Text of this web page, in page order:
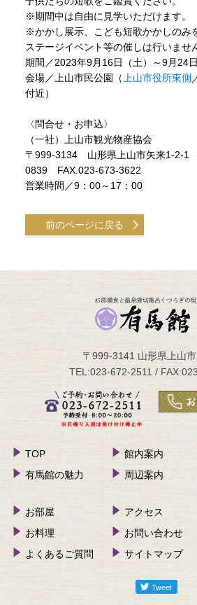
※期間中は自由に見学いただけます。
※かかし展示、こども短歌かかしのみ
ステージイベント等の催しは行いませ
期間／2023年9月16日（土）～9月24
会場／上山市民公園（ 上山市役所東側
付近）
〈問合せ・お申込〉
（一社）上山市観光物産協会
〒999-3134 山形県上山市矢来1-2-1
0839 FAX.023-673-3622
営業時間／9：00～17：00
前のページに戻る
〒999-3141 山形県上山
TEL:023-672-2511 /
TOP 館内案内
有馬館の魅力
周辺案内
お部屋
アクセス
お料理
お問い合わせ
よくあるご質問
サイトマップ